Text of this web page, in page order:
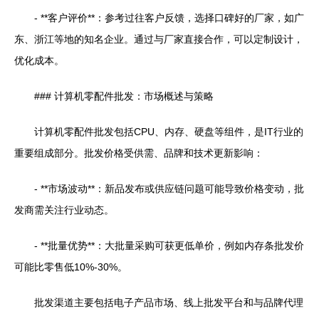
- **客户评价**：参考过往客户反馈，选择口碑好的厂家，如广
东、浙江等地的知名企业。通过与厂家直接合作，可以定制设计，
优化成本。
### 计算机零配件批发：市场概述与策略
计算机零配件批发包括CPU、内存、硬盘等组件，是IT行业的
重要组成部分。批发价格受供需、品牌和技术更新影响：
- **市场波动**：新品发布或供应链问题可能导致价格变动，批
发商需关注行业动态。
- **批量优势**：大批量采购可获更低单价，例如内存条批发价
可能比零售低10%-30%。
批发渠道主要包括电子产品市场、线上批发平台和与品牌代理